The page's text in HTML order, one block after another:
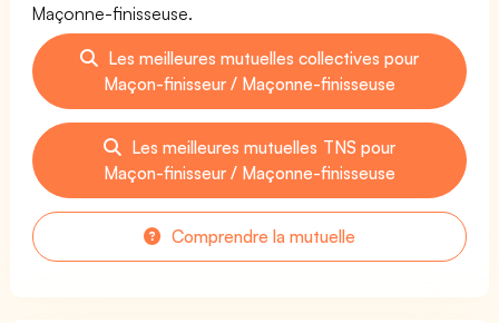
Maçonne-finisseuse.
Les meilleures mutuelles collectives pour
Maçon-finisseur / Maçonne-finisseuse
Les meilleures mutuelles TNS pour
Maçon-finisseur / Maçonne-finisseuse
Comprendre la mutuelle